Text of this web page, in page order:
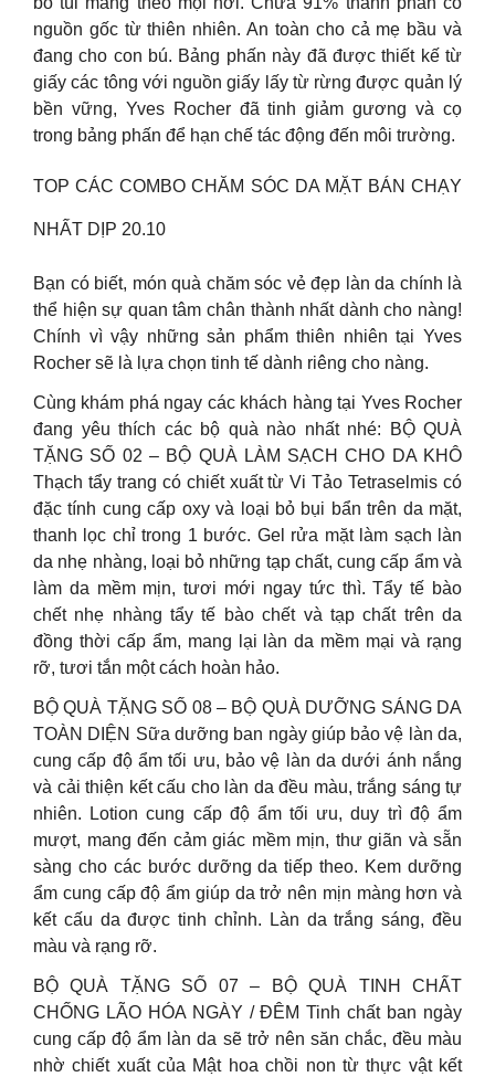
nguồn gốc từ thiên nhiên. An toàn cho cả mẹ bầu và
đang cho con bú. Bảng phấn này đã được thiết kế từ
giấy các tông với nguồn giấy lấy từ rừng được quản lý
bền vững, Yves Rocher đã tinh giảm gương và cọ
trong bảng phấn để hạn chế tác động đến môi trường.
TOP CÁC COMBO CHĂM SÓC DA MẶT BÁN CHẠY
NHẤT DỊP 20.10
Bạn có biết, món quà chăm sóc vẻ đẹp làn da chính là
thể hiện sự quan tâm chân thành nhất dành cho nàng!
Chính vì vậy những sản phẩm thiên nhiên tại Yves
Rocher sẽ là lựa chọn tinh tế dành riêng cho nàng.
Cùng khám phá ngay các khách hàng tại Yves Rocher
đang yêu thích các bộ quà nào nhất nhé: BỘ QUÀ
TẶNG SỐ 02 – BỘ QUÀ LÀM SẠCH CHO DA KHÔ
Thạch tẩy trang có chiết xuất từ Vi Tảo Tetraselmis có
đặc tính cung cấp oxy và loại bỏ bụi bẩn trên da mặt,
thanh lọc chỉ trong 1 bước. Gel rửa mặt làm sạch làn
da nhẹ nhàng, loại bỏ những tạp chất, cung cấp ẩm và
làm da mềm mịn, tươi mới ngay tức thì. Tẩy tế bào
chết nhẹ nhàng tẩy tế bào chết và tạp chất trên da
đồng thời cấp ẩm, mang lại làn da mềm mại và rạng
rỡ, tươi tắn một cách hoàn hảo.
BỘ QUÀ TẶNG SỐ 08 – BỘ QUÀ DƯỠNG SÁNG DA
TOÀN DIỆN Sữa dưỡng ban ngày giúp bảo vệ làn da,
cung cấp độ ẩm tối ưu, bảo vệ làn da dưới ánh nắng
và cải thiện kết cấu cho làn da đều màu, trắng sáng tự
nhiên. Lotion cung cấp độ ẩm tối ưu, duy trì độ ẩm
mượt, mang đến cảm giác mềm mịn, thư giãn và sẵn
sàng cho các bước dưỡng da tiếp theo. Kem dưỡng
ẩm cung cấp độ ẩm giúp da trở nên mịn màng hơn và
kết cấu da được tinh chỉnh. Làn da trắng sáng, đều
màu và rạng rỡ.
BỘ QUÀ TẶNG SỐ 07 – BỘ QUÀ TINH CHẤT
CHỐNG LÃO HÓA NGÀY / ĐÊM Tinh chất ban ngày
cung cấp độ ẩm làn da sẽ trở nên săn chắc, đều màu
nhờ chiết xuất của Mật hoa chồi non từ thực vật kết